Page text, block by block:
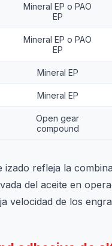
Mineral EP o PAO
EP
Mineral EP o PAO
EP
Mineral EP
Mineral EP
Open gear
compound
izado refleja la
del aceite en
velocidad de los